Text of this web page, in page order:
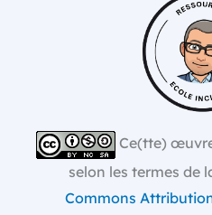
Ce(tte)
selon les termes de
Commons